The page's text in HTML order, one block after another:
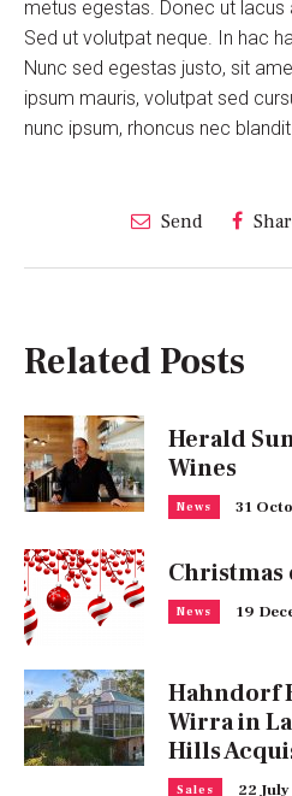
metus egestas. Donec ut
Sed ut volutpat neque. In hac
Nunc sed egestas justo, sit
ipsum mauris, volutpat sed
nunc ipsum, rhoncus nec
Send
Related Posts
Herald
Wines
News 31
News 19
Hahndorf
Wirra in
Hills
Sales 22